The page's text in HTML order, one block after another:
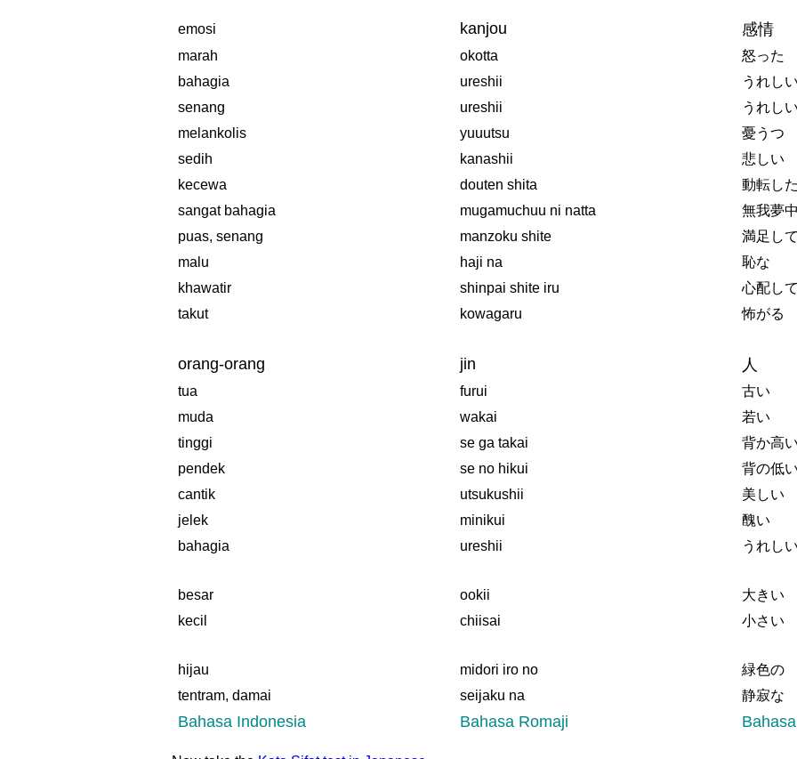
emosi kanjou 感情
marah okotta
怒った
bahagia
ureshii
うれしい
senang
ureshii
うれしい
melankolis
yuuutsu
憂うつ
sedih
kanashii
悲しい
kecewa
douten shita
動転した
sangat bahagia
mugamuchuu ni natta
無我夢
puas, senang
manzoku shite
満足して
malu
haji na
恥な
khawatir
shinpai shite iru
心配し
takut
kowagaru 怖がる
orang-orang jin 人
tua furui
古い
muda
wakai
若い
tinggi
se ga takai
背か高い
pendek
se no hikui
背の低い
cantik
utsukushii
美しい
jelek
minikui
醜い
bahagia
ureshii うれしい
besar ookii
大きい
kecil
chiisai 小さい
hijau midori iro no
緑色の
tentram, damai
seijaku na 静寂な
Bahasa Indonesia Bahasa Romaji